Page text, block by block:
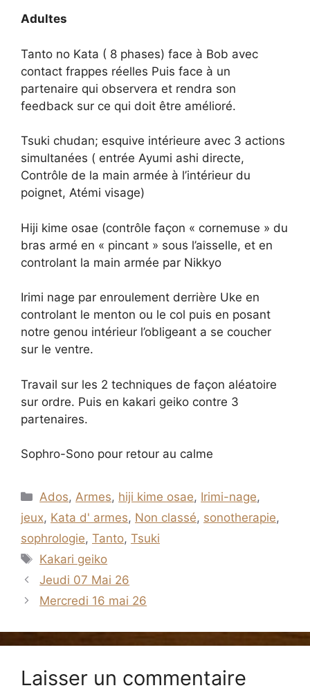
Adultes
Tanto no Kata ( 8 phases) face à Bob avec
contact frappes réelles Puis face à un
partenaire qui observera et rendra son
feedback sur ce qui doit être amélioré.
Tsuki chudan; esquive intérieure avec 3 actions
simultanées ( entrée Ayumi ashi directe,
Contrôle de la main armée à l’intérieur du
poignet, Atémi visage)
Hiji kime osae (contrôle façon « cornemuse » du
bras armé en « pincant » sous l’aisselle, et en
controlant la main armée par Nikkyo
Irimi nage par enroulement derrière Uke en
controlant le menton ou le col puis en posant
notre genou intérieur l’obligeant a se coucher
sur le ventre.
Travail sur les 2 techniques de façon aléatoire
sur ordre. Puis en kakari geiko contre 3
partenaires.
Sophro-Sono pour retour au calme
Catégories
Ados,Armes, hiji kime osae, Irimi-nage,
jeux, Kata d' armes, Non classé, sonotherapie,
sophrologie, Tanto, Tsuki
Étiquettes
Kakari geiko
Jeudi 07 Mai 26
Mercredi 16 mai 26
Laisser un commentaire